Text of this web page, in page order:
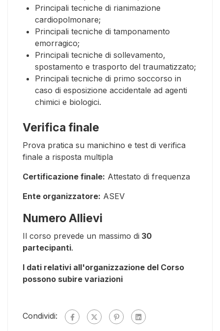
Principali tecniche di rianimazione
cardiopolmonare;
Principali tecniche di tamponamento
emorragico;
Principali tecniche di sollevamento,
spostamento e trasporto del traumatizzato;
Principali tecniche di primo soccorso in
caso di esposizione accidentale ad agenti
chimici e biologici.
Verifica finale
Prova pratica su manichino e test di verifica
finale a risposta multipla
Certificazione finale: Attestato di frequenza
Ente organizzatore: ASEV
Numero Allievi
Il corso prevede un massimo di 30
partecipanti.
I dati relativi all'organizzazione del Corso
possono subire variazioni
Condividi: